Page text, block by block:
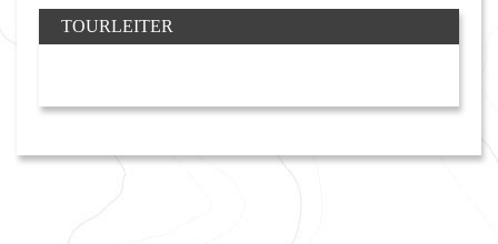
TOURLEITER